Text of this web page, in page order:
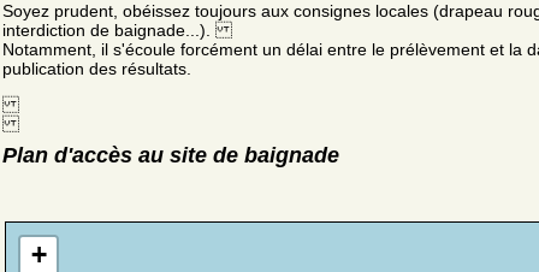
Soyez prudent, obéissez toujours aux consignes locales (drapeau
interdiction de baignade...).
Notamment, il s'écoule forcément un délai entre le prélèvement et la
publication des résultats.
Plan d'accès au site de baignade
+